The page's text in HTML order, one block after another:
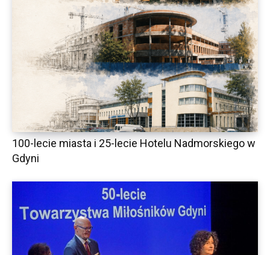
100-lecie miasta i 25-lecie Hotelu Nadmorskiego w
Gdyni